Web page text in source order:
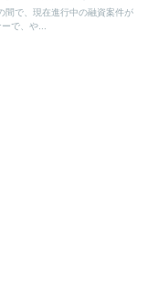
間で、現在進行中の融資案件が
で、や...